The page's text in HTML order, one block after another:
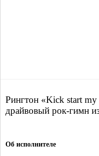
Рингтон «Kick start
драйвовый рок-гимн
Об исполнителе